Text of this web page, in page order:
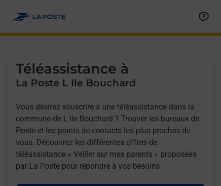
Téléassistance à
La Poste L Ile Bouchard
Vous désirez souscrire à une téléassistance dans la
commune de L Ile Bouchard ? Trouver les bureaux de
Poste et les points de contacts les plus proches de
vous. Découvrez les différentes offres de
téléassistance « Veiller sur mes parents » proposées
par La Poste pour répondre à vos besoins